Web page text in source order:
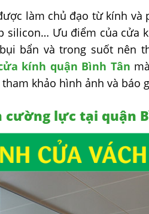
làm chủ đạo từ kính
silicon… Ưu điểm của cửa
bẩn và trong suốt nên
kính quận Bình Tân
khảo hình ảnh và báo
cường lực tại quận